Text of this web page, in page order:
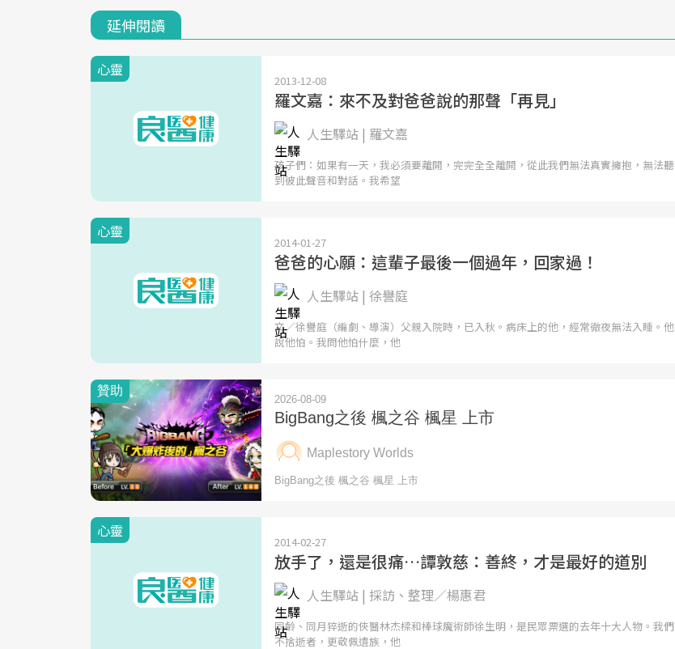
延伸閱讀
心靈
2013-12-08
羅文嘉：來不及對爸爸說的那聲「再見」
人生驛站 | 羅文嘉
孩子們：如果有一天，我必須要離開，完完全全離開，從此我們無法真實擁抱，無法聽
到彼此聲音和對話。我希望
心靈
2014-01-27
爸爸的心願：這輩子最後一個過年，回家過！
人生驛站 | 徐譽庭
文／徐譽庭（編劇、導演）父親入院時，已入秋。病床上的他，經常徹夜無法入睡。他
說他怕。我問他怕什麼，他
心靈
2014-02-27
放手了，還是很痛…譚敦慈：善終，才是最好的道別
人生驛站 | 採訪、整理／楊惠君
同齡、同月猝逝的俠醫林杰樑和棒球魔術師徐生明，是民眾票選的去年十大人物。我們
不捨逝者，更敬佩遺族，他